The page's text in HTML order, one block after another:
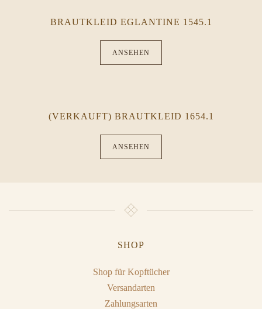
BRAUTKLEID EGLANTINE 1545.1
ANSEHEN
(VERKAUFT) BRAUTKLEID 1654.1
ANSEHEN
SHOP
Shop für Kopftücher
Versandarten
Zahlungsarten